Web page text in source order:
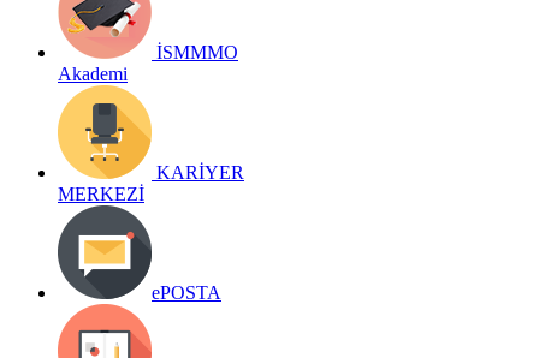
İSMMMO
Akademi
KARİYER
MERKEZİ
ePOSTA